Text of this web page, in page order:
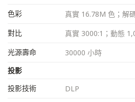
色彩
真實 16.78M 色；解
對比
真實 3000:1；動態
光源壽命
30000 小時
投影
投影技術
DLP